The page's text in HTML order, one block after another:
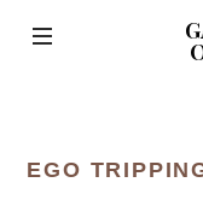
EGO